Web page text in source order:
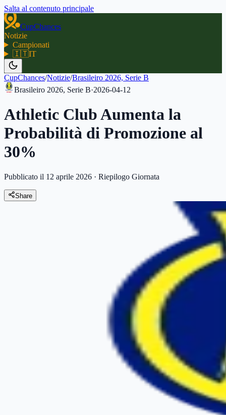
Salta al contenuto principale
CupChances
Notizie
Campionati
🇮🇹IT
CupChances/Notizie/Brasileiro 2026, Serie B
Brasileiro 2026, Serie B·2026-04-12
Athletic Club Aumenta la
Probabilità di Promozione al
30%
Pubblicato il 12 aprile 2026 · Riepilogo Giornata
Share